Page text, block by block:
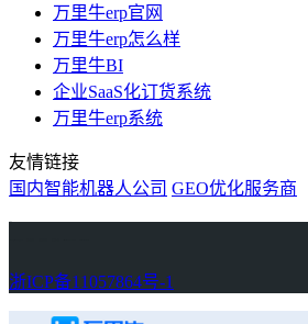
万里牛erp官网
万里牛erp怎么样
万里牛BI
企业SaaS化订货系统
万里牛erp系统
友情链接
国内智能机器人公司 GEO优化服务商
浙ICP备11057864号-1